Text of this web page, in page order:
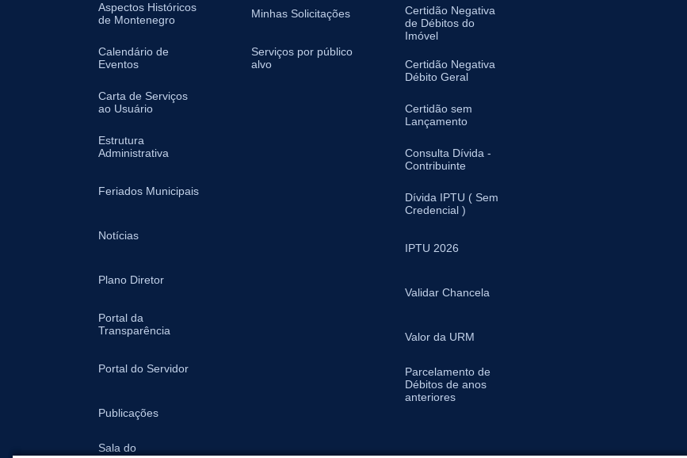
Aspectos Históricos
de Montenegro
Calendário de
Eventos
Carta de Serviços
ao Usuário
Estrutura
Administrativa
Feriados Municipais
Notícias
Plano Diretor
Portal da
Transparência
Portal do Servidor
Publicações
Sala do
Minhas Solicitações
Serviços por público
alvo
Certidão Negativa
de Débitos do
Imóvel
Certidão Negativa
Débito Geral
Certidão sem
Lançamento
Consulta Dívida -
Contribuinte
Dívida IPTU ( Sem
Credencial )
IPTU 2026
Validar Chancela
Valor da URM
Parcelamento de
Débitos de anos
anteriores